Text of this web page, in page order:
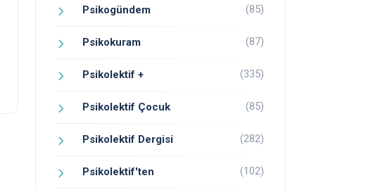
Psikogündem (85)
Psikokuram (87)
Psikolektif + (335)
Psikolektif Çocuk (85)
Psikolektif Dergisi (282)
Psikolektif'ten (102)